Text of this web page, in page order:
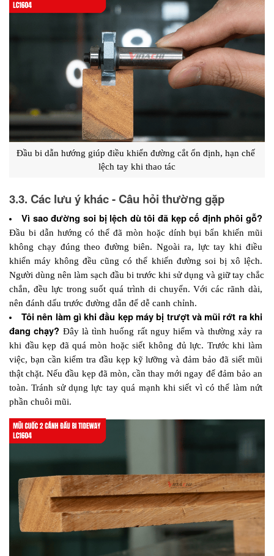
Đầu bi dẫn hướng giúp điều khiển đường cắt ổn định, hạn chế
lệch tay khi thao tác
3.3. Các lưu ý khác - Câu hỏi thường gặp
Vì sao đường soi bị lệch dù tôi đã kẹp cố định phôi gỗ?
Đầu bi dẫn hướng có thể đã mòn hoặc dính bụi bẩn khiến mũi
không chạy đúng theo đường biên. Ngoài ra, lực tay khi điều
khiển máy không đều cũng có thể khiến đường soi bị xô lệch.
Người dùng nên làm sạch đầu bi trước khi sử dụng và giữ tay chắc
chắn, đều lực trong suốt quá trình di chuyển. Với các rãnh dài,
nên đánh dấu trước đường dẫn để dễ canh chỉnh.
Tôi nên làm gì khi đầu kẹp máy bị trượt và mũi rớt ra khi
đang chạy? Đây là tình huống rất nguy hiểm và thường xảy ra
khi đầu kẹp đã quá mòn hoặc siết không đủ lực. Trước khi làm
việc, bạn cần kiểm tra đầu kẹp kỹ lưỡng và đảm bảo đã siết mũi
thật chặt. Nếu đầu kẹp đã mòn, cần thay mới ngay để đảm bảo an
toàn. Tránh sử dụng lực tay quá mạnh khi siết vì có thể làm nứt
phần chuôi mũi.